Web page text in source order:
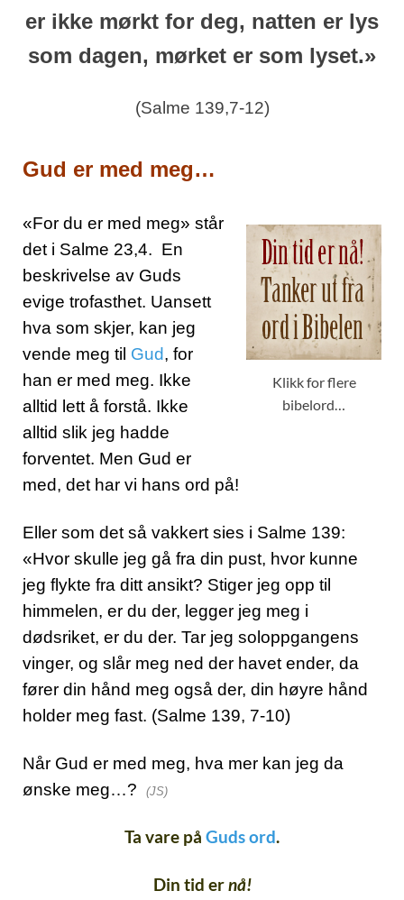
er ikke mørkt for deg, natten er lys
som dagen, mørket er som lyset.»
(Salme 139,7-12)
Gud er med meg…
Klikk for flere
bibelord…
«For du er med meg» står
det i Salme 23,4. En
beskrivelse av Guds
evige trofasthet. Uansett
hva som skjer, kan jeg
vende meg til Gud, for
han er med meg. Ikke
alltid lett å forstå. Ikke
alltid slik jeg hadde
forventet. Men Gud er
med, det har vi hans ord på!
Eller som det så vakkert sies i Salme 139:
«Hvor skulle jeg gå fra din pust, hvor kunne
jeg flykte fra ditt ansikt? Stiger jeg opp til
himmelen, er du der, legger jeg meg i
dødsriket, er du der. Tar jeg soloppgangens
vinger, og slår meg ned der havet ender, da
fører din hånd meg også der, din høyre hånd
holder meg fast. (Salme 139, 7-10)
Når Gud er med meg, hva mer kan jeg da
ønske meg…?
(JS)
Ta vare på Guds ord.
Din tid ernå!